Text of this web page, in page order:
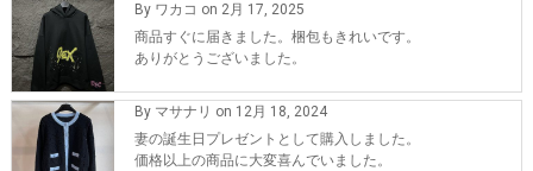
By ワカコ on 2月 17, 2025
商品すぐに届きました。梱包もきれいです。
ありがとうございました。
By マサナリ on 12月 18, 2024
妻の誕生日プレゼントとして購入しました。
価格以上の商品に大変喜んでいました。